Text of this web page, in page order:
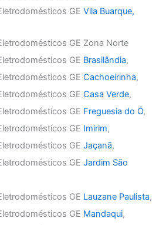
GEVila Buarque,
GE Zona Norte
GE Brasilândia,
GECachoeirinha,
GECasa Verde,
GE Freguesia do Ó,
GE Imirim,
GEJaçanã,
GEJardim São
GE Lauzane Paulista,
GE Mandaqui,